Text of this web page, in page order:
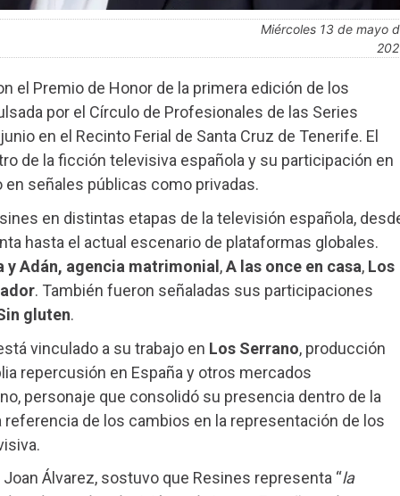
miércoles 13 de mayo de
el Premio de Honor de la primera edición de los
por el Círculo de Profesionales de las Series
en el Recinto Ferial de Santa Cruz de Tenerife. El
de la ficción televisiva española y su participación en
señales públicas como privadas.
en distintas etapas de la televisión española,
hasta el actual escenario de plataformas globales.
y Adán, agencia matrimonial,A las once en casa, Los
. También fueron señaladas sus participaciones
gluten.
vinculado a su trabajo en Los Serrano, producción
repercusión en España y otros mercados
personaje que consolidó su presencia dentro de la
de los cambios en la representación de los
Álvarez, sostuvo que Resines representa “la